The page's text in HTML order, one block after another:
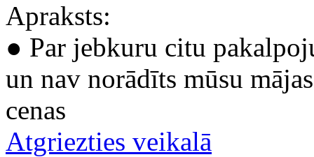
Apraksts:
● Par jebkuru citu
un nav norādīts mūsu
cenas
Atgriezties veikalā